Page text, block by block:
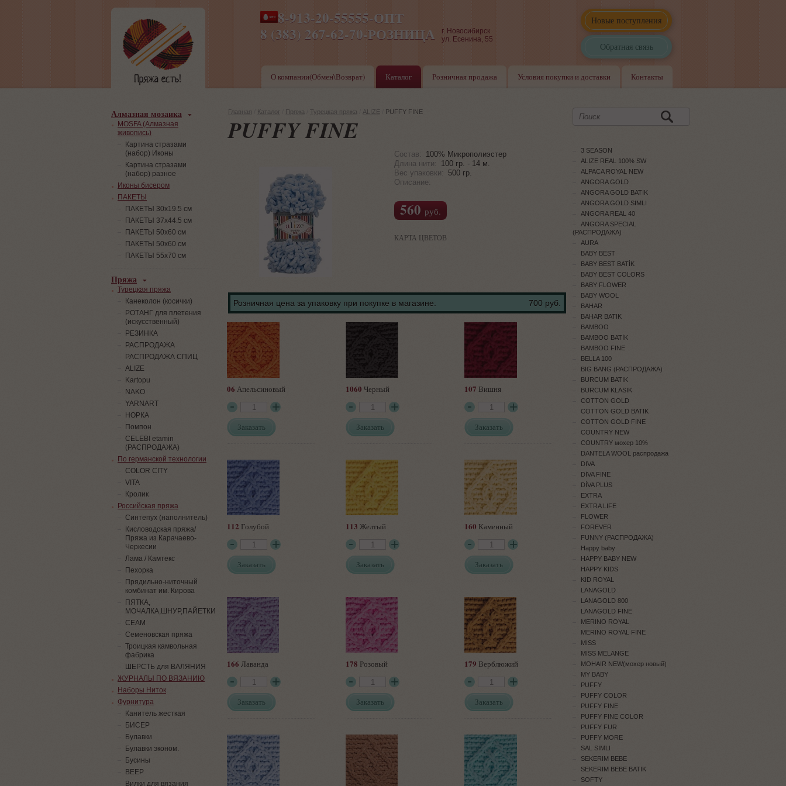
Новые поступления
Обратная связь
8-913-20-55555-ОПТ
8 (383) 267-62-70-РОЗНИЦА
ПН-ПТ 8-17,СБ-ВС 9-17
г. Новосибирск
ул. Есенина, 55
О компании(Обмен\Возврат) Каталог Розничная продажа Условия покупки и доставки Контакты
Главная Каталог Пряжа Турецкая пряжа ALIZE PUFFY FINE
PUFFY FINE
Состав:
100% Микрополиэстер
Длина нити:
100 гр. - 14 м.
Вес упаковки:
500 гр.
Описание:
560 руб.
КАРТА ЦВЕТОВ
Розничная цена за упаковку при покупке в магазине: 700 руб.
06 Апельсиновый
Заказать
1060 Черный
Заказать
107 Вишня
Заказать
112 Голубой
Заказать
113 Желтый
Заказать
160 Каменный
Заказать
166 Лаванда
Заказать
178 Розовый
Заказать
179 Верблюжий
Заказать
Алмазная мозаика
MOSFA (Алмазная
живопись)
Картина стразами
(набор) Иконы
Картина стразами
(набор) разное
Иконы бисером
ПАКЕТЫ
ПАКЕТЫ 30х19.5 см
ПАКЕТЫ 37х44.5 см
ПАКЕТЫ 50х60 см
ПАКЕТЫ 50х60 см
ПАКЕТЫ 55х70 см
Пряжа
Турецкая пряжа
Канеколон (косички)
РОТАНГ для плетения
(искусственный)
PЕЗИНКА
РАСПРОДАЖА
РАСПРОДАЖА СПИЦ
ALIZE
Kartopu
NAKO
YARNART
НОРКА
Помпон
СELEBI etamin
(РАСПРОДАЖА)
По германской технологии
COLOR CITY
VITA
Кролик
Российская пряжа
Синтепух (наполнитель)
Кисловодская пряжа/
Пряжа из Карачаево-
Черкесии
Лама / Камтекс
Пехорка
Прядильно-ниточный
комбинат им. Кирова
ПЯТКА,
МОЧАЛКА,ШНУР,ПАЙЕТКИ
СЕАМ
Семеновская пряжа
Троицкая камвольная
фабрика
ШЕРСТЬ для ВАЛЯНИЯ
ЖУРНАЛЫ ПО ВЯЗАНИЮ
Наборы Ниток
Фурнитура
Канитель жесткая
БИСЕР
Булавки
Булавки эконом.
Бусины
ВЕЕР
Вилки для вязания
3 SEASON
ALIZE REAL 100% SW
ALPACA ROYAL NEW
ANGORA GOLD
ANGORA GOLD BATIK
ANGORA GOLD SIMLI
ANGORA REAL 40
ANGORA SPECIAL
(РАСПРОДАЖА)
AURA
BABY BEST
BABY BEST BATİK
BABY BEST COLORS
BABY FLOWER
BABY WOOL
BAHAR
BAHAR BATIK
BAMBOO
BAMBOO BATİK
BAMBOO FINE
BELLA 100
BIG BANG (РАСПРОДАЖА)
BURCUM BATIK
BURCUM KLASIK
COTTON GOLD
COTTON GOLD BATIK
COTTON GOLD FINE
COUNTRY NEW
COUNTRY мохер 10%
DANTELA WOOL распродажа
DIVA
DİVA FINE
DİVA PLUS
EXTRA
EXTRA LIFE
FLOWER
FOREVER
FUNNY (РАСПРОДАЖА)
Happy baby
HAPPY BABY NEW
HAPPY KIDS
KID ROYAL
LANAGOLD
LANAGOLD 800
LANAGOLD FINE
MERINO ROYAL
MERINO ROYAL FINE
MISS
MISS MELANGE
MOHAIR NEW(мохер новый)
MY BABY
PUFFY
PUFFY COLOR
PUFFY FINE
PUFFY FINE COLOR
PUFFY FUR
PUFFY MORE
SAL SIMLI
SEKERIM BEBE
SEKERIM BEBE BATIK
SOFTY